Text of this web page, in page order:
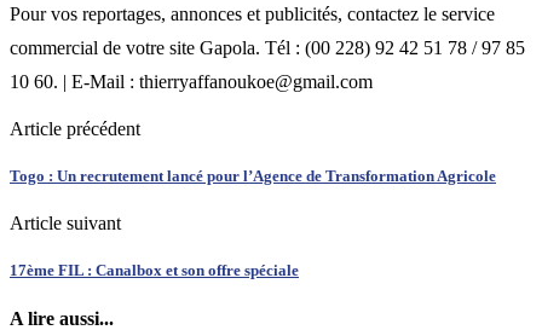
Pour vos reportages, annonces et publicités, contactez le service
commercial de votre site Gapola. Tél : (00 228) 92 42 51 78 / 97 85
10 60. | E-Mail : thierryaffanoukoe@gmail.com
Article précédent
Togo : Un recrutement lancé pour l’Agence de Transformation Agricole
Article suivant
17ème FIL : Canalbox et son offre spéciale
A lire aussi...